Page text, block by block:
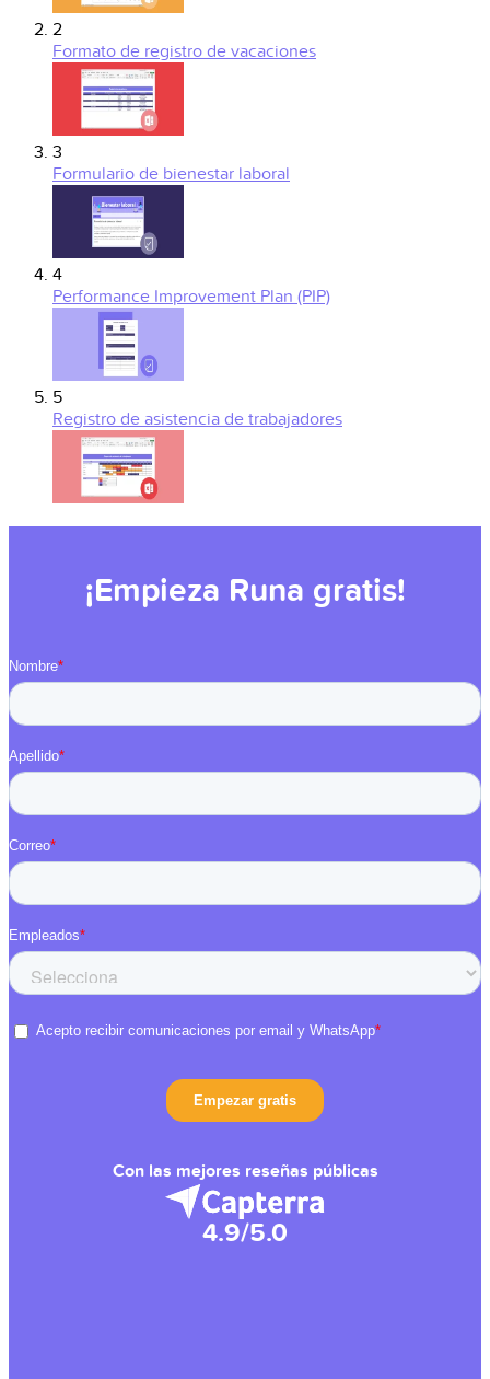
2
Formato de registro de vacaciones
3
Formulario de bienestar laboral
4
Performance Improvement Plan (PIP)
5
Registro de asistencia de trabajadores
¡Empieza Runa gratis!
Con las mejores reseñas públicas
4.9/5.0